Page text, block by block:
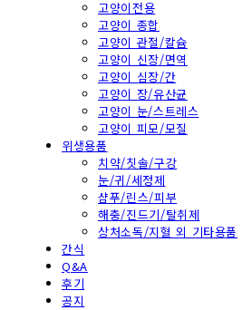
고양이전용
고양이 종합
고양이 관절/칼슘
고양이 신장/면역
고양이 심장/간
고양이 장/유산균
고양이 눈/스트레스
고양이 피모/모질
위생용품
치약/칫솔/구강
눈/귀/세정제
샴푸/린스/피부
해충/진드기/탈취제
상처소독/지혈 외 기타용품
간식
Q&A
후기
공지